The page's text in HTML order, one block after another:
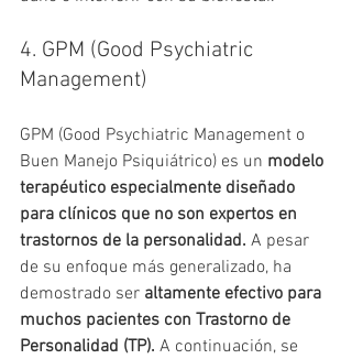
4. GPM (Good Psychiatric
Management)
GPM (Good Psychiatric Management o
Buen Manejo Psiquiátrico) es un modelo
terapéutico especialmente diseñado
para clínicos que no son expertos en
trastornos de la personalidad. A pesar
de su enfoque más generalizado, ha
demostrado ser altamente efectivo para
muchos pacientes con Trastorno de
Personalidad (TP). A continuación, se